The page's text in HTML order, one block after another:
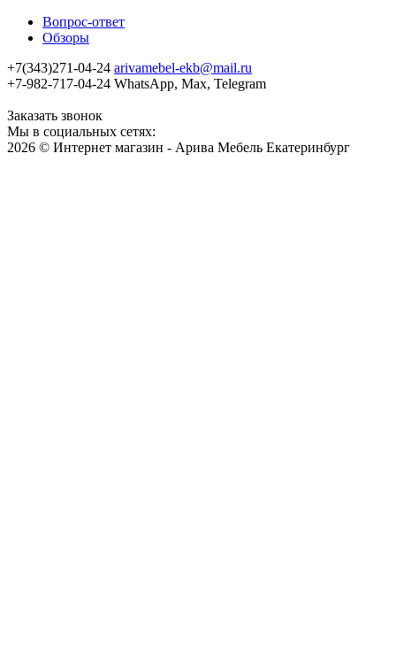
Вопрос-ответ
Обзоры
+7(343)271-04-24 arivamebel-ekb@mail.ru
+7-982-717-04-24 WhatsApp, Max, Telegram
Заказать звонок
Мы в социальных сетях:
2026 © Интернет магазин - Арива Мебель Екатеринбург